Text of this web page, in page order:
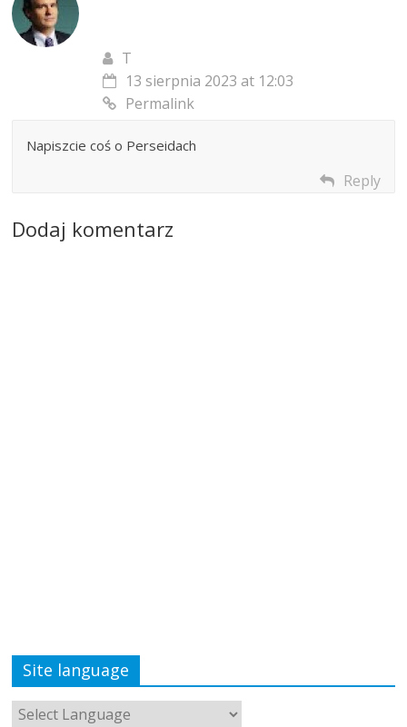
T
13 sierpnia 2023 at 12:03
Permalink
Napiszcie coś o Perseidach
Reply
Dodaj komentarz
Site language